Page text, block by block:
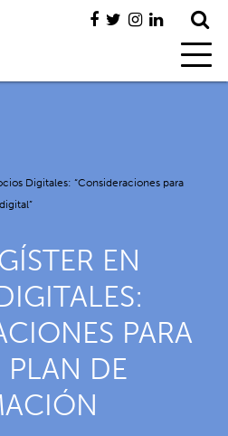
Digitales: “Consideraciones para
EN
PARA
PLAN DE